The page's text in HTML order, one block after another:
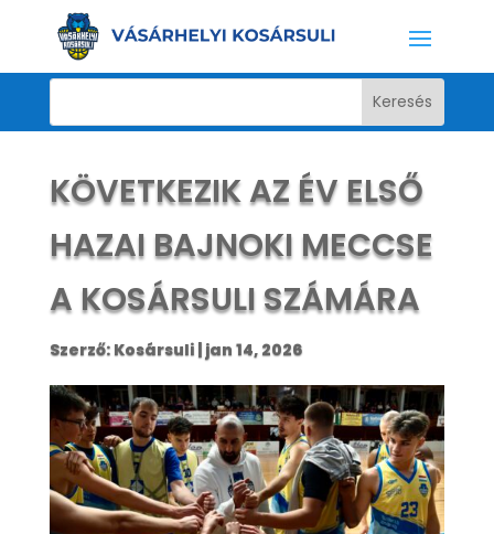
KÖVETKEZIK AZ ÉV ELSŐ
HAZAI BAJNOKI MECCSE
A KOSÁRSULI SZÁMÁRA
Szerző: Kosársuli| jan 14, 2026